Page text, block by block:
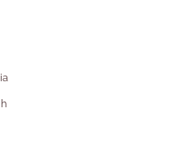
dominuje, ale